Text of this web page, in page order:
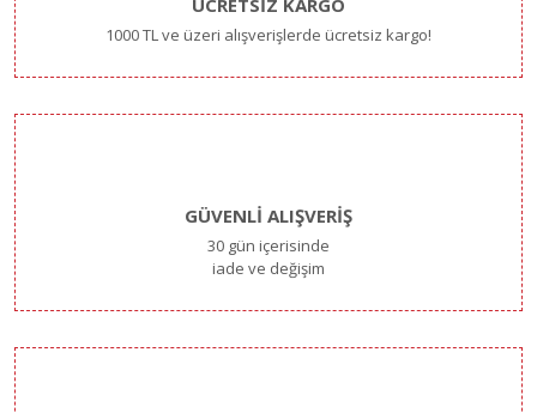
ÜCRETSİZ KARGO
1000 TL ve üzeri alışverişlerde ücretsiz kargo!
GÜVENLİ ALIŞVERİŞ
30 gün içerisinde
iade ve değişim